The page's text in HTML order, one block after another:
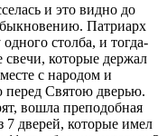
и это видно до
Патриарх
столба, и тогда-
свечи, которые держал
с народом и
перед Святою дверью.
вошла преподобная
7 дверей, которые имел